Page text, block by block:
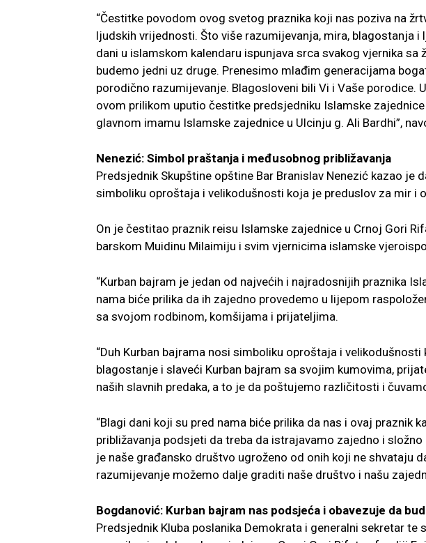
“Čestitke povodom ovog svetog praznika koji nas poziva na
ljudskih vrijednosti. Što više razumijevanja, mira, blagostanja i
dani u islamskom kalendaru ispunjava srca svakog vjernika
budemo jedni uz druge. Prenesimo mlađim generacijama
porodično razumijevanje. Blagosloveni bili Vi i Vaše porodice.
ovom prilikom uputio čestitke predsjedniku Islamske
glavnom imamu Islamske zajednice u Ulcinju g. Ali Bardhi”,
Nenezić: Simbol praštanja i međusobnog približavanja
Predsjednik Skupštine opštine Bar Branislav Nenezić kazao je
simboliku oproštaja i velikodušnosti koja je preduslov za mir i
On je čestitao praznik reisu Islamske zajednice u Crnoj Gori
barskom Muidinu Milaimiju i svim vjernicima islamske
“Kurban bajram je jedan od najvećih i najradosnijih praznika
nama biće prilika da ih zajedno provedemo u lijepom
sa svojom rodbinom, komšijama i prijateljima.
“Duh Kurban bajrama nosi simboliku oproštaja i
blagostanje i slaveći Kurban bajram sa svojim kumovima,
naših slavnih predaka, a to je da poštujemo različitosti i
“Blagi dani koji su pred nama biće prilika da nas i ovaj praznik
približavanja podsjeti da treba da istrajavamo zajedno i
je naše građansko društvo ugroženo od onih koji ne shvataju
razumijevanje možemo dalje graditi naše društvo i našu
Bogdanović: Kurban bajram nas podsjeća i obavezuje da
Predsjednik Kluba poslanika Demokrata i generalni sekretar